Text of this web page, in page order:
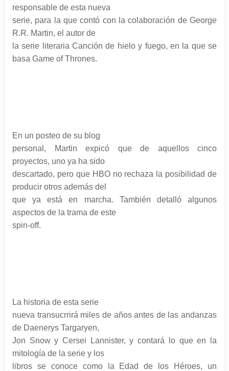
responsable de esta nueva
serie, para la que contó con la colaboración de George
R.R. Martin, el autor de
la serie literaria Canción de hielo y fuego, en la que se
basa Game of Thrones.
En un posteo de su blog
personal, Martin expicó que de aquellos cinco
proyectos, uno ya ha sido
descartado, pero que HBO no rechaza la posibilidad de
producir otros además del
que ya está en marcha. También detalló algunos
aspectos de la trama de este
spin-off.
La historia de esta serie
nueva transucrrirá miles de años antes de las andanzas
de Daenerys Targaryen,
Jon Snow y Cersei Lannister, y contará lo que en la
mitología de la serie y los
libros se conoce como la Edad de los Héroes, un